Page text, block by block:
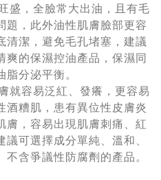
盛，全臉常大出油，且有毛
題，此外油性肌膚臉部更容
清潔，避免毛孔堵塞，建議
爽的保濕控油產品，保濕同
分泌平衡。
就容易泛紅、發癢，更容易
酒糟肌，患有異位性皮膚炎
膚，容易出現肌膚刺痛、紅
可選擇成分單純、溫和、
含爭議性防腐劑的產品。